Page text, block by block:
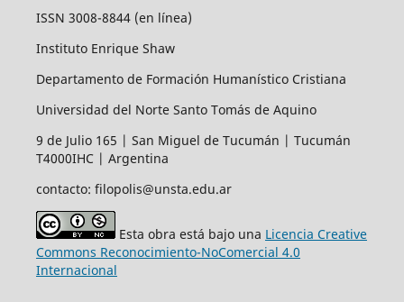
ISSN 3008-8844 (en línea)
Instituto Enrique Shaw
Departamento de Formación Humanístico Cristiana
Universidad del Norte Santo Tomás de Aquino
9 de Julio 165 | San Miguel de Tucumán | Tucumán
T4000IHC | Argentina
contacto: filopolis@unsta.edu.ar
Esta obra está bajo una Licencia Creative
Commons Reconocimiento-NoComercial 4.0
Internacional